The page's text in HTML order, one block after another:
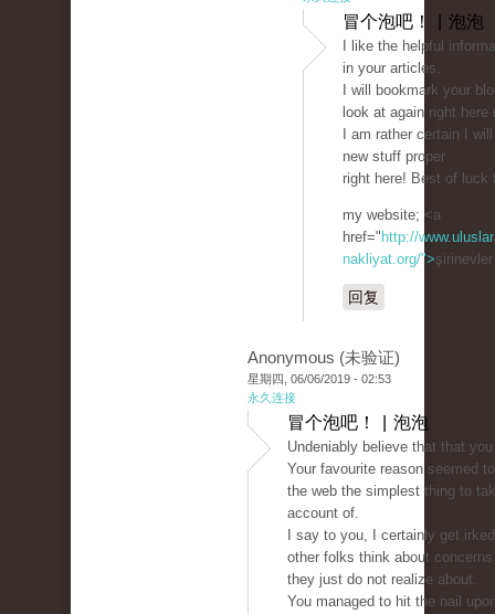
冒个泡吧！ | 泡泡
I like the helpful
in your articles.
I will bookmark your
look at again right here
I am rather certain I
new stuff proper
right here! Best of luck
my website; <a
href=" http://
nakliyat.org/">
回复
Anonymous (未验证)
星期四, 06/06/2019 - 02:53
永久连接
冒个泡吧！ | 泡泡
Undeniably believe that that
Your favourite reason seemed
the web the simplest thing to
account of.
I say to you, I certainly get
other folks think about
they just do not realize about.
You managed to hit the nail